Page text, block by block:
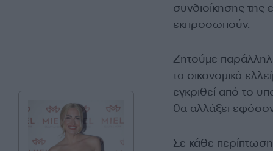
συνδιοίκησης της
εκπροσωπούν.
Ζητούμε
τα οικονομικά
εγκριθεί από το
θα αλλάξει
Σε κάθε